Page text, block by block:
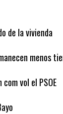
de la vivienda
menos
com vol el PSOE